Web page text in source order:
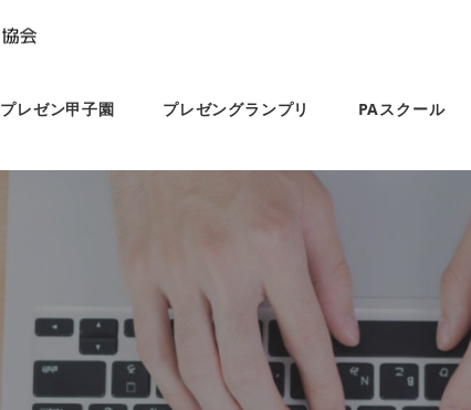
プレゼン甲子園 プレゼングランプリ PAスクール
スキルアップコー